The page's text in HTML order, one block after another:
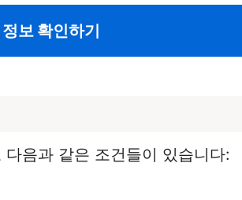
보 확인하기
음과 같은 조건들이 있습니다: